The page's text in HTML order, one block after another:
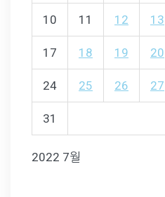
2022 7월
10 11 12 13
17 18 19 20
24 25 26 27
31